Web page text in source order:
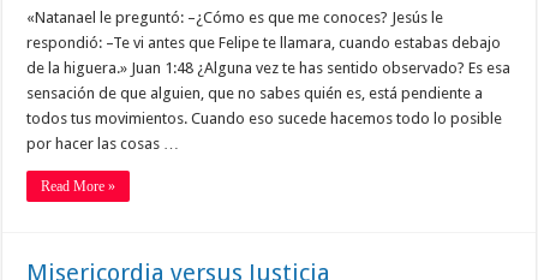
«Natanael le preguntó: –¿Cómo es que me conoces? Jesús le
respondió: –Te vi antes que Felipe te llamara, cuando estabas debajo
de la higuera.» Juan 1:48 ¿Alguna vez te has sentido observado? Es esa
sensación de que alguien, que no sabes quién es, está pendiente a
todos tus movimientos. Cuando eso sucede hacemos todo lo posible
por hacer las cosas …
Read More »
Misericordia versus Justicia